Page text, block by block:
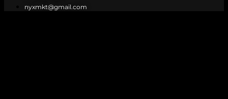
nyxmkt@gmail.com